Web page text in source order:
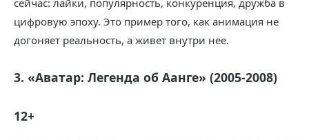
цифровую эпоху. Это пример того, как анимация не
догоняет реальность, а живет внутри нее.
3. «Аватар: Легенда об Аанге» (2005-2008)
12+